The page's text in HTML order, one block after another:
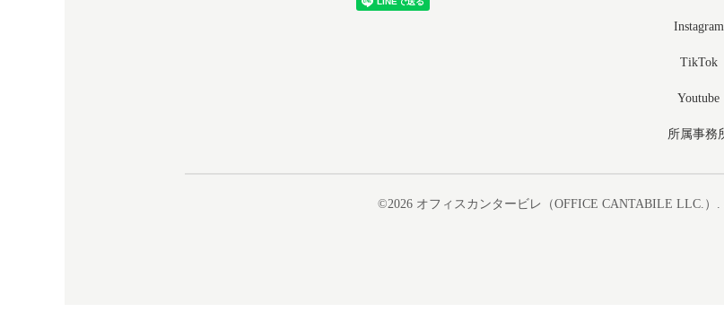
Instagram
TikTok
Youtube
所属事務
©2026 オフィスカンタービレ（OFFICE CANTABILE LLC.） .